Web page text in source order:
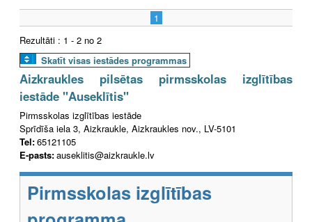
1
Rezultāti : 1 - 2 no 2
Skatīt visas iestādes programmas
Aizkraukles pilsētas pirmsskolas izglītības
iestāde "Auseklītis"
Pirmsskolas izglītības iestāde
Sprīdīša iela 3, Aizkraukle, Aizkraukles nov., LV-5101
Tel:65121105
E-pasts:auseklitis@aizkraukle.lv
Pirmsskolas izglītības